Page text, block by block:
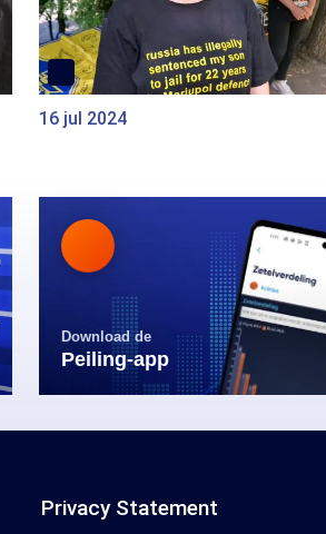
16 jul 2024
Download de
Peiling-app
Privacy Statement